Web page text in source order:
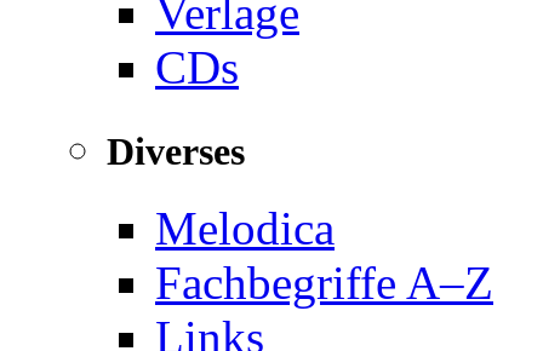
Verlage
CDs
Diverses
Melodica
Fachbegriffe A–Z
Links